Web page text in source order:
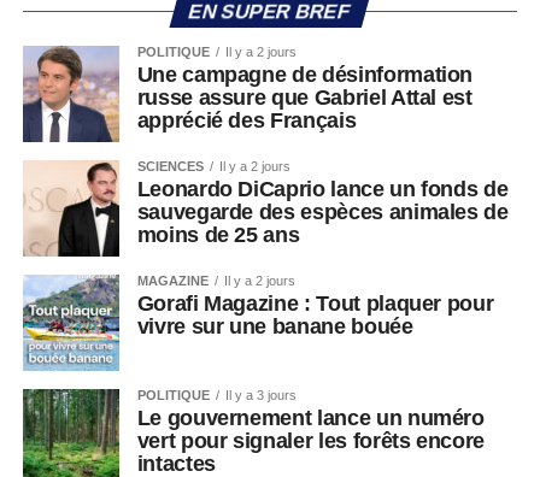
EN SUPER BREF
POLITIQUE Il y a 2 jours
Une campagne de désinformation
russe assure que Gabriel Attal est
apprécié des Français
SCIENCES Il y a 2 jours
Leonardo DiCaprio lance un fonds de
sauvegarde des espèces animales de
moins de 25 ans
MAGAZINE Il y a 2 jours
Gorafi Magazine : Tout plaquer pour
vivre sur une banane bouée
POLITIQUE Il y a 3 jours
Le gouvernement lance un numéro
vert pour signaler les forêts encore
intactes